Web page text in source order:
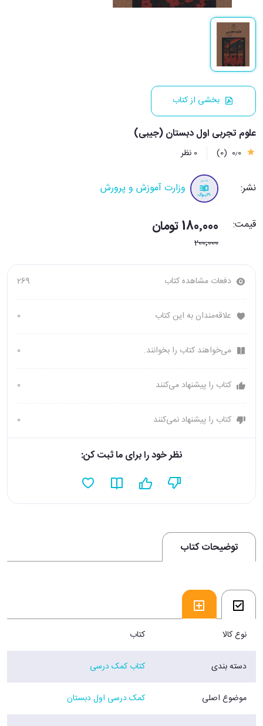
بخشی از کتاب
علوم تجربی اول دبستان (جیبی)
0٫0 (0) 0 نظر
نشر: وزارت آموزش و پرورش
قیمت: 180٬000 تومان
200٬000
دفعات مشاهده کتاب 269
علاقه‌مندان به این کتاب 0
می‌خواهند کتاب را بخوانند. 0
کتاب را پیشنهاد می‌کنند 0
کتاب را پیشنهاد نمی‌کنند 0
نظر خود را برای ما ثبت کن:
توضیحات کتاب
نوع کالا کتاب
دسته بندی کتاب کمک درسی
موضوع اصلی کمک درسی اول دبستان